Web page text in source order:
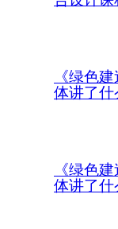
《绿色
体讲了什
《绿色
体讲了什